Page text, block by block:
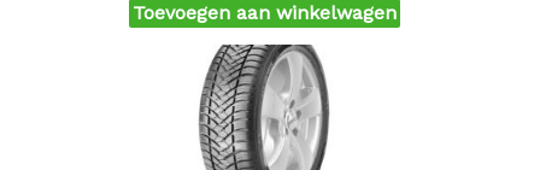
Toevoegen aan winkelwagen